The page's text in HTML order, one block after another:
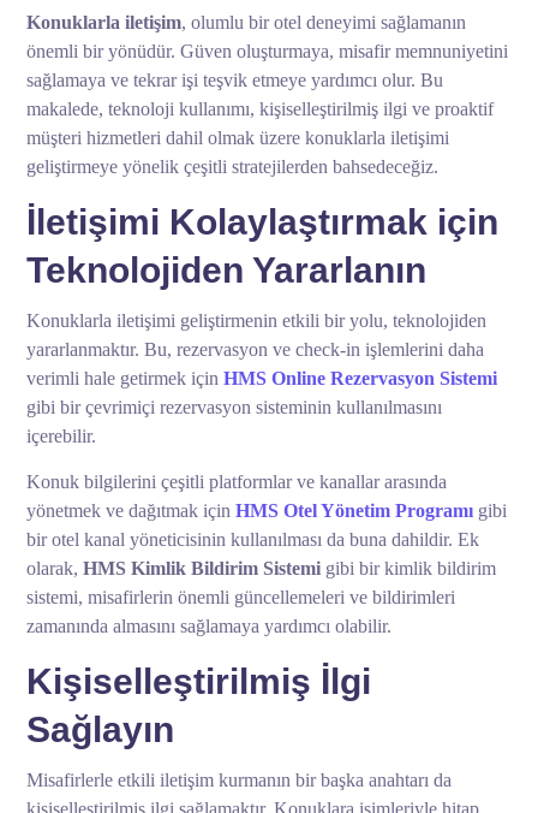
Konuklarla iletişim, olumlu bir otel deneyimi sağlamanın
önemli bir yönüdür. Güven oluşturmaya, misafir memnuniyetini
sağlamaya ve tekrar işi teşvik etmeye yardımcı olur. Bu
makalede, teknoloji kullanımı, kişiselleştirilmiş ilgi ve proaktif
müşteri hizmetleri dahil olmak üzere konuklarla iletişimi
geliştirmeye yönelik çeşitli stratejilerden bahsedeceğiz.
İletişimi Kolaylaştırmak için
Teknolojiden Yararlanın
Konuklarla iletişimi geliştirmenin etkili bir yolu, teknolojiden
yararlanmaktır. Bu, rezervasyon ve check-in işlemlerini daha
verimli hale getirmek içinHMS Online Rezervasyon Sistemi
gibi bir çevrimiçi rezervasyon sisteminin kullanılmasını
içerebilir.
Konuk bilgilerini çeşitli platformlar ve kanallar arasında
yönetmek ve dağıtmak içinHMS Otel Yönetim Programı gibi
bir otel kanal yöneticisinin kullanılması da buna dahildir. Ek
olarak,HMS Kimlik Bildirim Sistemi gibi bir kimlik bildirim
sistemi, misafirlerin önemli güncellemeleri ve bildirimleri
zamanında almasını sağlamaya yardımcı olabilir.
Kişiselleştirilmiş İlgi
Sağlayın
Misafirlerle etkili iletişim kurmanın bir başka anahtarı da
kişiselleştirilmiş ilgi sağlamaktır. Konuklara isimleriyle hitap